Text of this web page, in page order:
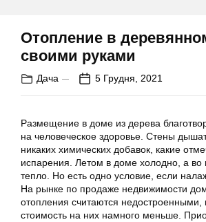
Отопление в
своими руками
Дача 5 Грудня, 2021
Размещение в доме из дерева
на человеческое здоровье. Стены
никаких химических добавок, какие
испарения. Летом в доме холодно, а
тепло. Но есть одно условие, если
На рынке по продаже недвижимости
отопления считаются недостроенными,
стоимость на них намного меньше.